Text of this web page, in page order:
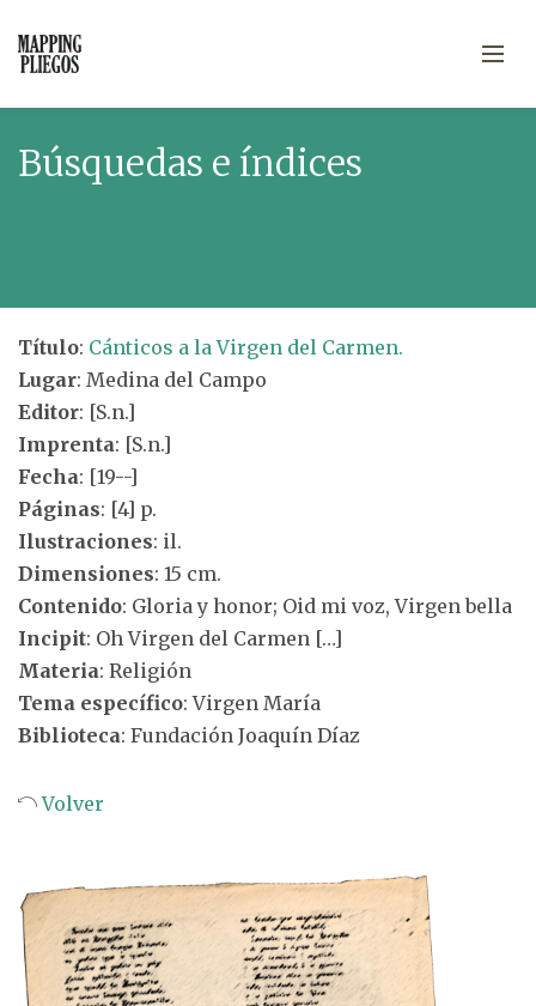
Búsquedas e índices
Título: Cánticos a la Virgen del Carmen.
Lugar: Medina del Campo
Editor: [S.n.]
Imprenta: [S.n.]
Fecha: [19--]
Páginas: [4] p.
Ilustraciones: il.
Dimensiones: 15 cm.
Contenido: Gloria y honor; Oid mi voz, Virgen bella
Incipit: Oh Virgen del Carmen […]
Materia: Religión
Tema específico: Virgen María
Biblioteca: Fundación Joaquín Díaz
Volver